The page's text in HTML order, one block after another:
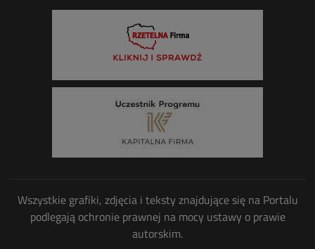
Wszystkie grafiki, zdjęcia i teksty znajdujące się na Portalu
podlegają ochronie prawnej na mocy ustawy o prawie
autorskim.